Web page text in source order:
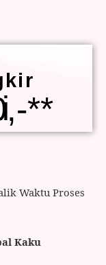
**
Waktu Proses
Kaku